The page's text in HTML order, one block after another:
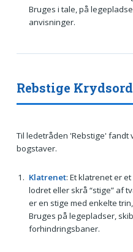
Bruges i tale, på
anvisninger.
Rebstige
Til ledetråden 'Rebstige' fandt
bogstaver.
Klatrenet: Et klatrenet er
lodret eller skrå “stige” af
er en stige med enkelte
Bruges på legepladser,
forhindringsbaner.